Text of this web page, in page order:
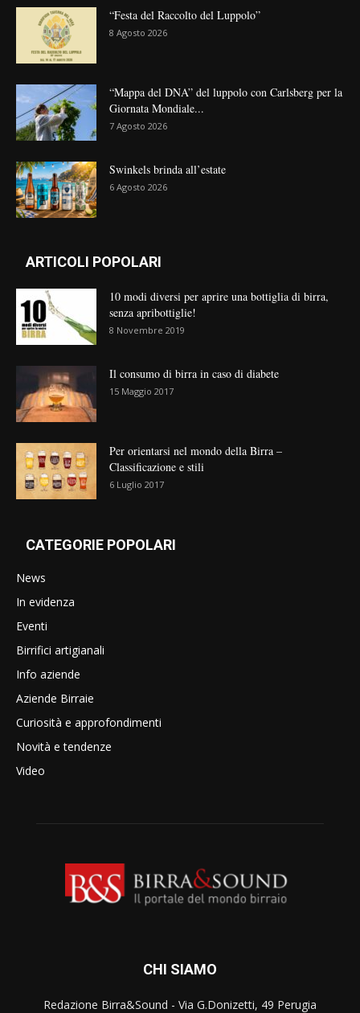
“Festa del Raccolto del Luppolo”
8 Agosto 2026
“Mappa del DNA” del luppolo con Carlsberg per la
Giornata Mondiale...
7 Agosto 2026
Swinkels brinda all’estate
6 Agosto 2026
ARTICOLI POPOLARI
10 modi diversi per aprire una bottiglia di birra,
senza apribottiglie!
8 Novembre 2019
Il consumo di birra in caso di diabete
15 Maggio 2017
Per orientarsi nel mondo della Birra –
Classificazione e stili
6 Luglio 2017
CATEGORIE POPOLARI
News
In evidenza
Eventi
Birrifici artigianali
Info aziende
Aziende Birraie
Curiosità e approfondimenti
Novità e tendenze
Video
CHI SIAMO
Redazione Birra&Sound - Via G.Donizetti, 49 Perugia